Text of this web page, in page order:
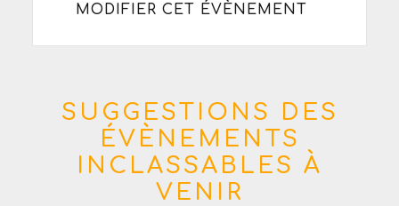
MODIFIER CET ÉVÈNEMENT
SUGGESTIONS DES
ÉVÈNEMENTS
INCLASSABLES À
VENIR